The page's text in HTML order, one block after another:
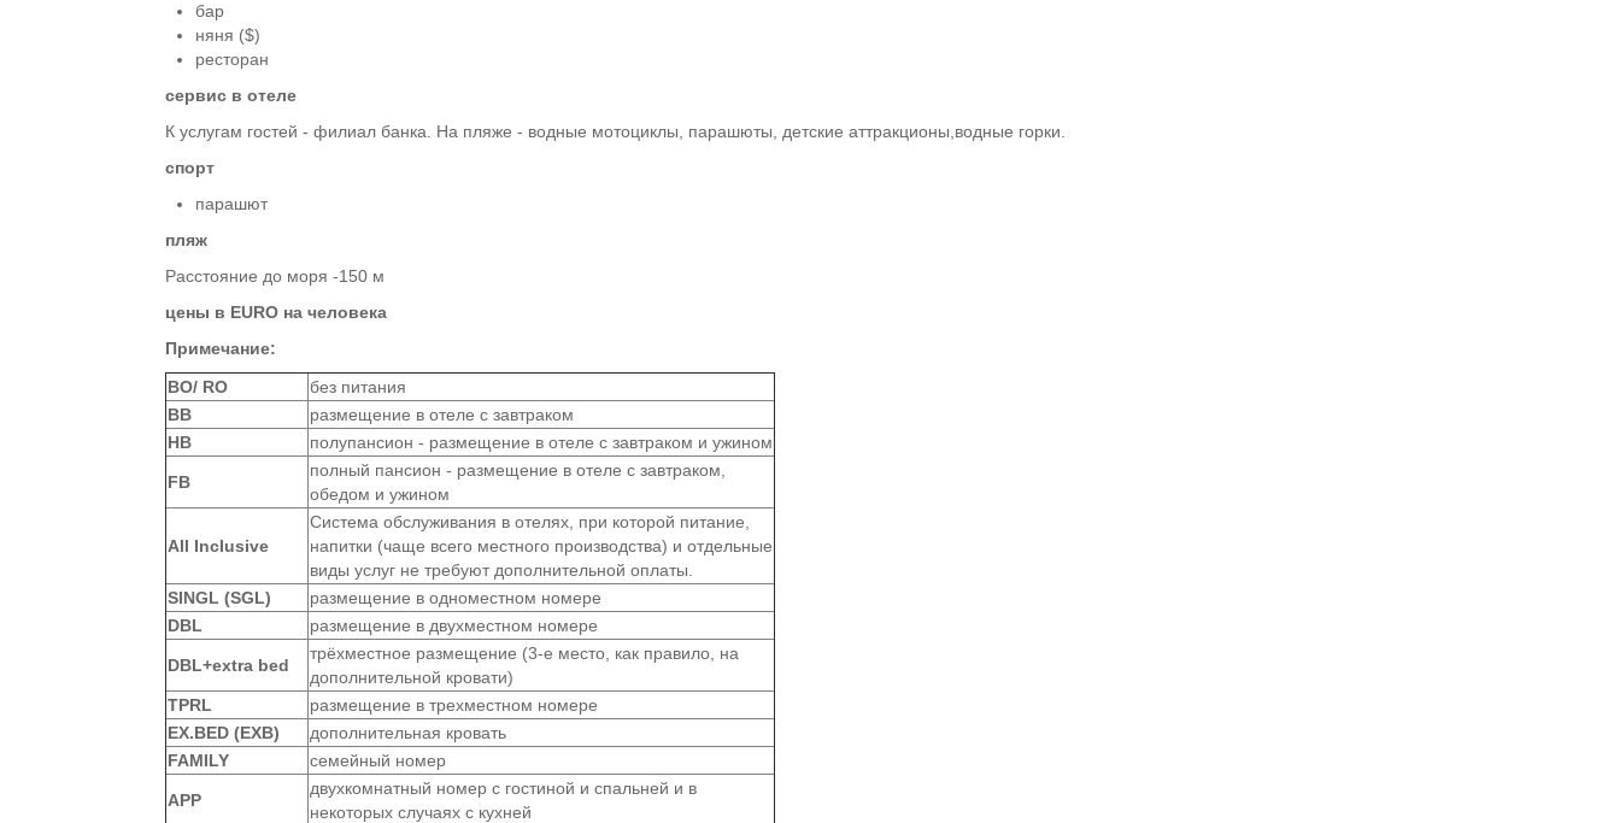
бар
няня ($)
ресторан
сервис в отеле
К услугам гостей - филиал банка. На пляже - водные мотоциклы, парашюты, детские аттракционы,водные горки.
спорт
парашют
пляж
Расстояние до моря -150 м
цены в EURO на человека
Примечание:
ВО/ RO
без питания
BB
размещение в отеле с завтраком
HB
полупансион - размещение в отеле с завтраком и ужином
FB
полный пансион - размещение в отеле с завтраком,
обедом и ужином
All Inclusive
Система обслуживания в отелях, при которой питание,
напитки (чаще всего местного производства) и отдельные
виды услуг не требуют дополнительной оплаты.
SINGL (SGL)
размещение в одноместном номере
DBL
размещение в двухместном номере
DBL+extra bed
трёхместное размещение (3-е место, как правило, на
дополнительной кровати)
TPRL
размещение в трехместном номере
EX.BED (EXB)
дополнительная кровать
FAMILY
семейный номер
APP
двухкомнатный номер с гостиной и спальней и в
некоторых случаях с кухней